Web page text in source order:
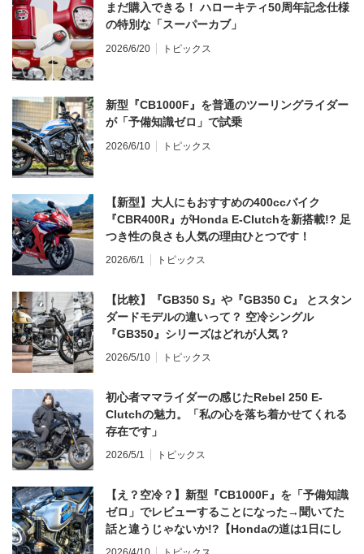
まだ購入できる！ ハローキティ50周年記念仕様
の特別な「スーパーカブ」
2026/6/20 トピックス
新型『CB1000F』を普通のツーリングライダー
が「予備知識ゼロ」で試乗
2026/6/10 トピックス
【新型】大人にもおすすめの400ccバイク
『CBR400R』がHonda E-Clutchを新搭載!? 足
つき性の良さも人気の理由ひとつです！
2026/6/1 トピックス
【比較】『GB350 S』や『GB350 C』 とスタン
ダードモデルの違いって？ 空冷シングル
『GB350』シリーズはどれが人気？
2026/5/10 トピックス
初心者ママライダーの感じたRebel 250 E-
Clutchの魅力。「私の心を落ち着かせてくれる
存在です」
2026/5/1 トピックス
【え？空冷？】新型『CB1000F』を「予備知識
ゼロ」でレビューすることになった→聞いてた
話と違うじゃないか!?【Hondaの道は1日にし
てならず／CB1000F ①第一印象 編】